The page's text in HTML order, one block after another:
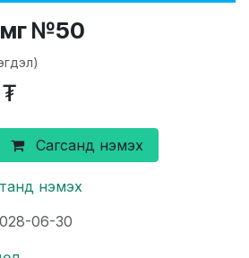
№50
₮
Сагсанд нэмэх
нэмэх
06-30